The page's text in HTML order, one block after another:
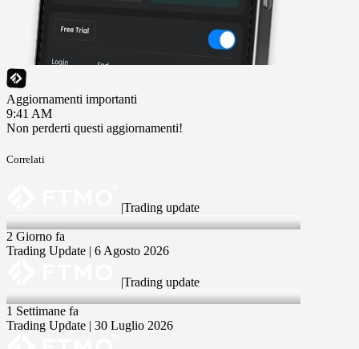
Aggiornamenti importanti
9:41 AM
Non perderti questi aggiornamenti!
Correlati
|Trading update
6 Aug 2026
2 Giorno fa
Trading Update | 6 Agosto 2026
|Trading update
30 Jul 2026
1 Settimane fa
Trading Update | 30 Luglio 2026